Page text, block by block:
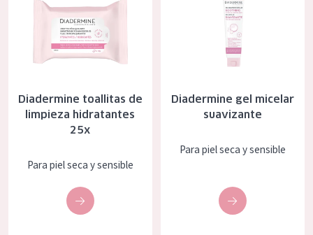
Piel expuesta al sol
Piel menopáusica
Todas las edades
Edad: de 35 a 55
Diadermine toallitas de
limpieza hidratantes
25x
Para piel seca y sensible
Diadermine gel micelar
suavizante
Para piel seca y sensible